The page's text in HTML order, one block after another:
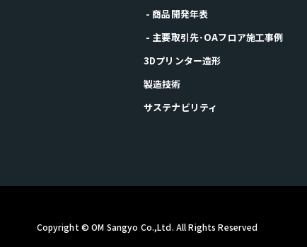
- 商品開発年表
- 主要取引先･OAフロア施工事例
3Dプリンター造形
製造技術
サステナビリティ
Copyright © OM Sangyo Co.,Ltd. All Rights Reserved